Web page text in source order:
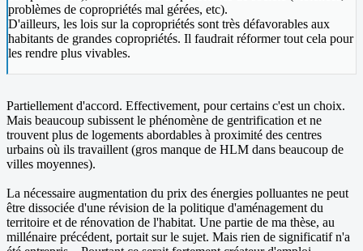
problèmes de copropriétés mal gérées, etc).
D'ailleurs, les lois sur la copropriétés sont très défavorables aux
habitants de grandes copropriétés. Il faudrait réformer tout cela pour
les rendre plus vivables.
Partiellement d'accord. Effectivement, pour certains c'est un choix.
Mais beaucoup subissent le phénomène de gentrification et ne
trouvent plus de logements abordables à proximité des centres
urbains où ils travaillent (gros manque de HLM dans beaucoup de
villes moyennes).
La nécessaire augmentation du prix des énergies polluantes ne peut
être dissociée d'une révision de la politique d'aménagement du
territoire et de rénovation de l'habitat. Une partie de ma thèse, au
millénaire précédent, portait sur le sujet. Mais rien de significatif n'a